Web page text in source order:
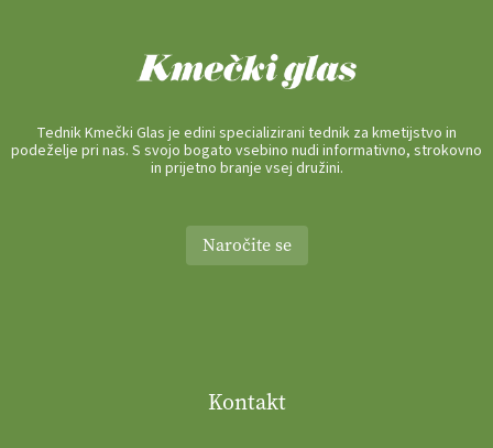
Tednik Kmečki Glas je edini specializirani tednik za kmetijstvo in
podeželje pri nas. S svojo bogato vsebino nudi informativno, strokovno
in prijetno branje vsej družini.
Naročite se
Kontakt